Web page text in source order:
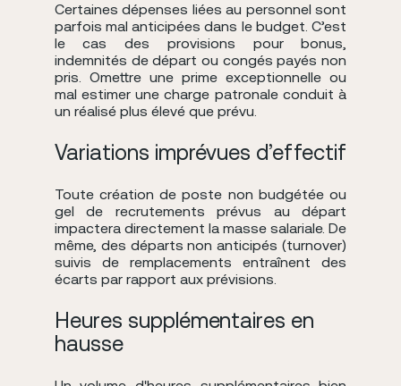
Certaines dépenses liées au personnel sont
parfois mal anticipées dans le budget. C’est
le cas des provisions pour bonus,
indemnités de départ ou congés payés non
pris. Omettre une prime exceptionnelle ou
mal estimer une charge patronale conduit à
un réalisé plus élevé que prévu.
Variations imprévues d’effectif
Toute création de poste non budgétée ou
gel de recrutements prévus au départ
impactera directement la masse salariale. De
même, des départs non anticipés (turnover)
suivis de remplacements entraînent des
écarts par rapport aux prévisions.
Heures supplémentaires en
hausse